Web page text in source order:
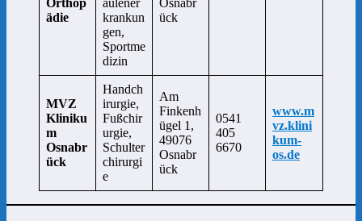
ädie
krankun
gen,
Sportme
dizin
ück
MVZ
Kliniku
m
Osnabr
ück
Handch
irurgie,
Fußchir
urgie,
Schulter
chirurgi
e
Am
Finkenh
ügel 1,
49076
Osnabr
ück
0541
405
6670
www.m
vz.klini
kum-
os.de